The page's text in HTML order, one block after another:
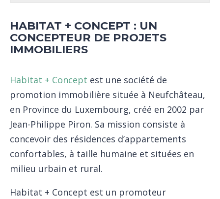
HABITAT + CONCEPT : UN
CONCEPTEUR DE PROJETS
IMMOBILIERS
Habitat + Concept est une société de
promotion immobilière située à Neufchâteau,
en Province du Luxembourg, créé en 2002 par
Jean-Philippe Piron. Sa mission consiste à
concevoir des résidences d’appartements
confortables, à taille humaine et situées en
milieu urbain et rural.
Habitat + Concept est un promoteur